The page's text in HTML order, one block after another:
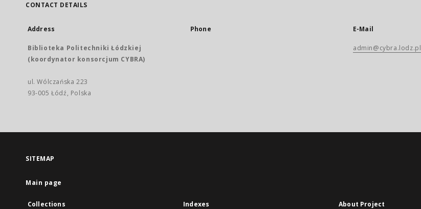
CONTACT DETAILS
Address
Biblioteka Politechniki Łódzkiej
(koordynator konsorcjum CYBRA)
ul. Wólczańska 223
93-005 Łódź, Polska
Phone E-Mail
admin@cybra.lodz.pl
SITEMAP
Main page
Collections Indexes About Project